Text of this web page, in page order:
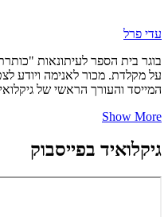
עדי פרל
בוגר בית הספר לעיתונאות
על מקלדת. מכור לאנימה ויודע
המייסד והעורך הראשי של
Show More
גיקלואיד בפייסבוק